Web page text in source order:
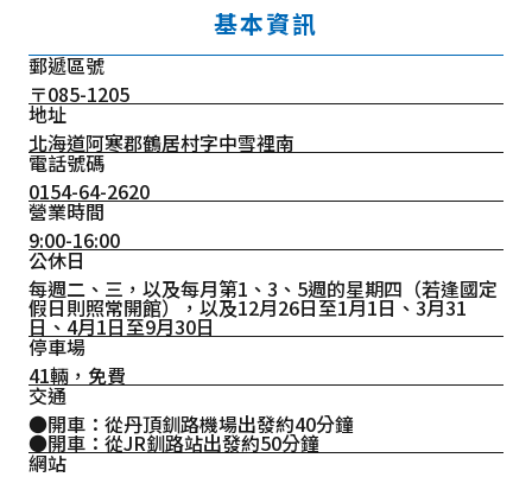
基本資訊
郵遞區號
〒085-1205
地址
北海道阿寒郡鶴居村字中雪裡南
電話號碼
0154-64-2620
營業時間
9:00-16:00
公休日
每週二、三，以及每月第1、3、5週的星期四（若逢國定
假日則照常開館），以及12月26日至1月1日、3月31
日、4月1日至9月30日
停車場
41輛，免費
交通
●開車：從丹頂釧路機場出發約40分鐘
●開車：從JR釧路站出發約50分鐘
網站